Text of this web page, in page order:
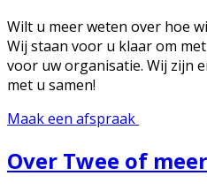
Wilt u meer weten over hoe
Wij staan voor u klaar om
voor uw organisatie. Wij zijn
met u samen!
Maak een afspraak
Over Twee of meer